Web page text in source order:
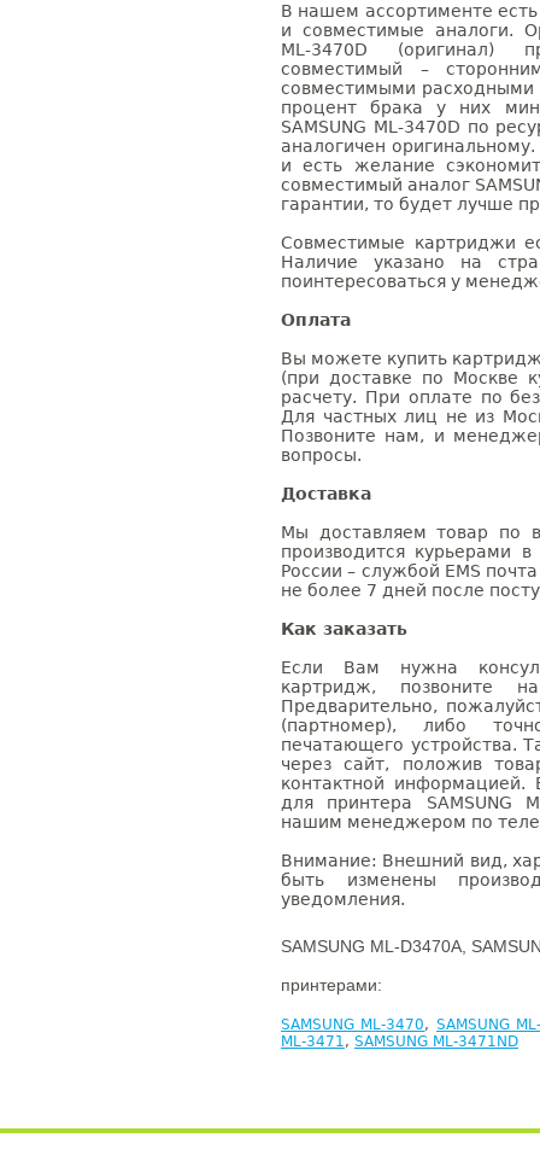
В нашем ассортименте
и совместимые аналоги.
ML-3470D (оригинал)
совместимый –
совместимыми расходными
процент брака у них
SAMSUNG ML-3470D по
аналогичен
и есть желание
совместимый аналог
гарантии, то будет лучше
Совместимые картриджи
Наличие указано на
поинтересоваться у
Оплата
Вы можете купить
(при доставке по Москве
расчету. При оплате по
Для частных лиц не из
Позвоните нам, и
вопросы.
Доставка
Мы доставляем товар по
производится курьерами
России – службой EMS
не более 7 дней после
Как заказать
Если Вам нужна
картридж, позвоните
Предварительно,
(партномер), либо
печатающего устройства.
через сайт, положив
контактной информацией.
для принтера SAMSUNG
нашим менеджером по
Внимание: Внешний вид,
быть изменены
уведомления.
SAMSUNG ML-D3470A,
принтерами:
SAMSUNG ML-3470, SAMSUNG
ML-3471, SAMSUNG ML-3471ND